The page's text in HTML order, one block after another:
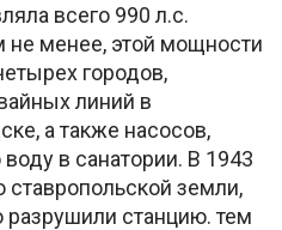
всего 990 л.с.
не менее, этой мощности
городов,
линий в
а также насосов,
в санатории. В 1943
ставропольской земли,
разрушили станцию. тем